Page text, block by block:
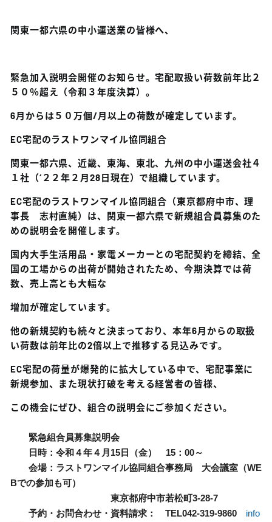
関東一都六県の中小運送業の皆様へ、
緊急加入説明会開催のお知らせ。宅配取扱い荷数前年比２
５０％超え（令和３年度決算）。
6月からは５０万個/月以上の荷数が確定しています。
EC宅配のラストワンマイル協同組合
関東一都六県、近畿、東海、東北、九州の中小運送会社４
１社（‘２２年２月28日現在）で組織しています。
EC宅配のラストワンマイル協同組合 （東京都府中市、理
事長 志村直純）は、関東一都六県で新規組合員募集のた
めの説明会を開催します。
国内大手生活用品・家電メーカーとの宅配契約を締結、全
国の工場からの出荷が開始されたため、今期決算では荷
数、売上高とも大幅な
増加が確定しています。
他の新規契約も続々と決まっており、本年6月からの取扱
い荷数は前年比の2倍以上で推移する見込みです。
EC宅配の荷量が爆発的に拡大している中で、宅配事業に
新規参加、また現状打破を考える経営者の皆様、
この機会にぜひ、組合の説明会にご参加ください。
緊急組合員募集説明会
日時：令和４年４月15日（金） 15：00～
会場：ラストワンマイル協同組合事務局 大会議室（WE
Bでの参加も可）
東京都府中市若松町3-28-7
予約・お問合わせ・資料請求： TEL042-319-9860 info